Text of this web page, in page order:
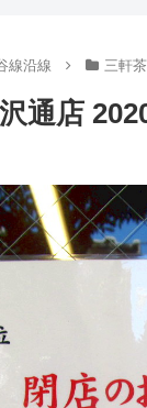
線沿線 三軒
通店